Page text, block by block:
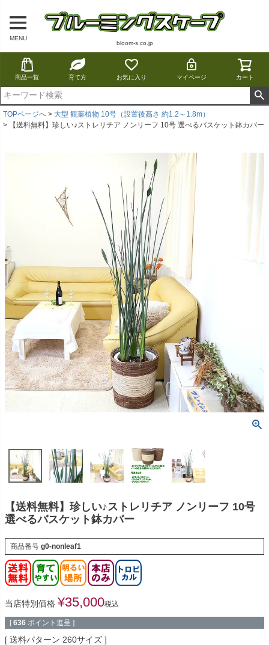
MENU
bloom-s.co.jp
商品一覧 育て方 お気に入り マイページ カート
TOPページへ
大型 観葉植物 10号（設置後高さ 約1.2～1.8m）
【送料無料】珍しい♪ストレリチア ノンリーフ 10号 選べるバスケット鉢カバー
【送料無料】珍しい♪ストレリチア ノンリーフ 10号
選べるバスケット鉢カバー
商品番号 g0-nonleaf1
当店特別価格 ¥35,000税込
[ 636 ポイント進呈 ]
送料パターン 260サイズ